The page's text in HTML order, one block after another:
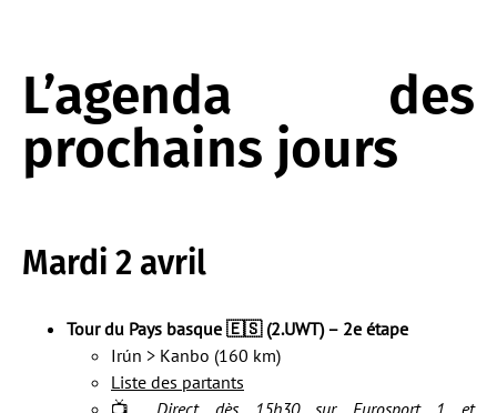
L’agenda des
prochains jours
Mardi 2 avril
Tour du Pays basque 🇪🇸 (2.UWT) – 2e étape
Irún > Kanbo (160 km)
Liste des partants